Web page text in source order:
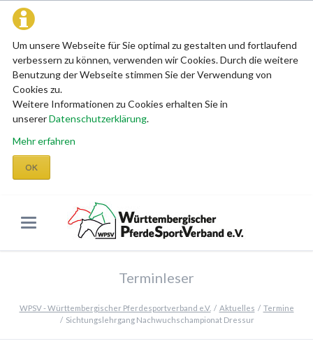
Um unsere Webseite für Sie optimal zu gestalten und fortlaufend
verbessern zu können, verwenden wir Cookies. Durch die weitere
Benutzung der Webseite stimmen Sie der Verwendung von
Cookies zu.
Weitere Informationen zu Cookies erhalten Sie in
unsererDatenschutzerklärung.
Mehr erfahren
OK
Terminleser
WPSV - Württembergischer Pferdesportverband e.V. Aktuelles
Termine
Sichtungslehrgang Nachwuchschampionat Dressur